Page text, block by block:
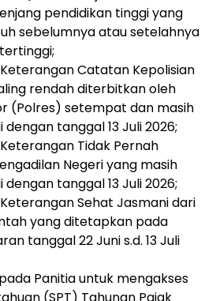
pendidikan tinggiyang
sebelumnyaatausetelahnya
KeteranganCatatan Kepolisian
rendahditerbitkanoleh
(Polres) setempat dan masih
dengan tanggal13Juli 2026;
Keterangan Tidak Pernah
Negeriyang masih
dengan tanggal13Juli 2026;
KeteranganSehat Jasmanidari
yangditetapkan pada
tanggal22Juni s.d. 13Juli
Panitiauntuk mengakses